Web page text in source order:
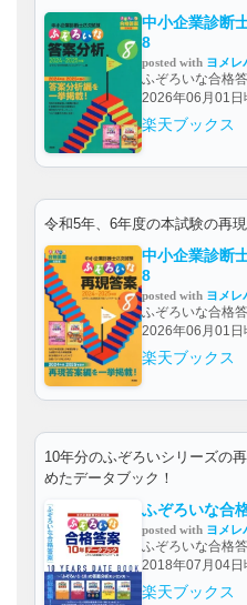
中小企業診断
8
posted with ヨメレ
ふぞろいな合格
2026年06月01日
楽天ブックス
令和5年、6年度の本試験の再
中小企業診断
8
posted with ヨメレ
ふぞろいな合格
2026年06月01日
楽天ブックス
10年分のふぞろいシリーズの
めたデータブック！
ふぞろいな合
posted with ヨメレ
ふぞろいな合格
2018年07月04日
楽天ブックス